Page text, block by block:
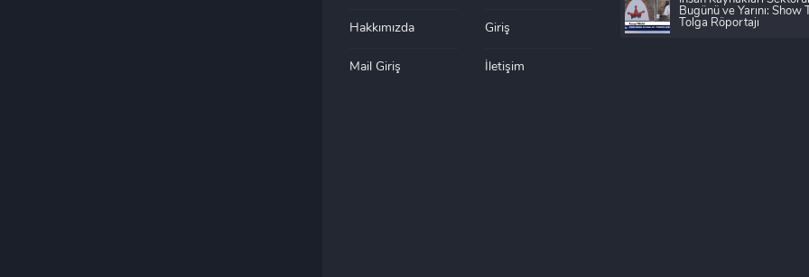
Hakkımızda Giriş
Mail Giriş İletişim
Bugünü ve Yarını: Show
Tolga Röportajı